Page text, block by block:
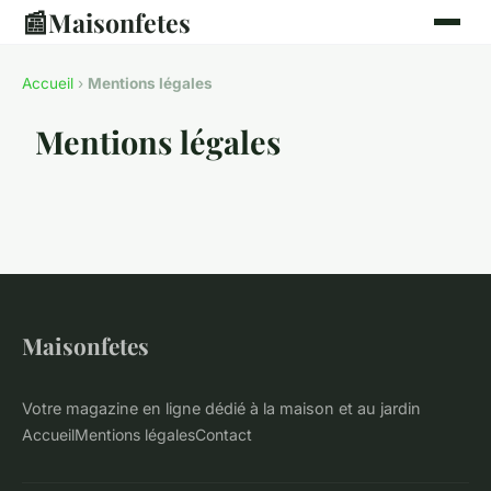
📰Maisonfetes
Accueil › Mentions légales
Mentions légales
Maisonfetes
Votre magazine en ligne dédié à la maison et au jardin
AccueilMentions légalesContact